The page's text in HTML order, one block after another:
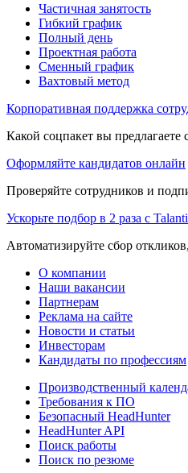
Частичная занятость
Гибкий график
Полный день
Проектная работа
Сменный график
Вахтовый метод
Корпоративная поддержка
Какой соцпакет вы
Оформляйте кандидатов онлайн
Проверяйте сотрудников и
Ускорьте подбор в 2 раза с
Автоматизируйте сбор
О компании
Наши вакансии
Партнерам
Реклама на сайте
Новости и статьи
Инвесторам
Кандидаты по профессиям
Производственный
Требования к ПО
Безопасный HeadHunter
HeadHunter API
Поиск работы
Поиск по резюме